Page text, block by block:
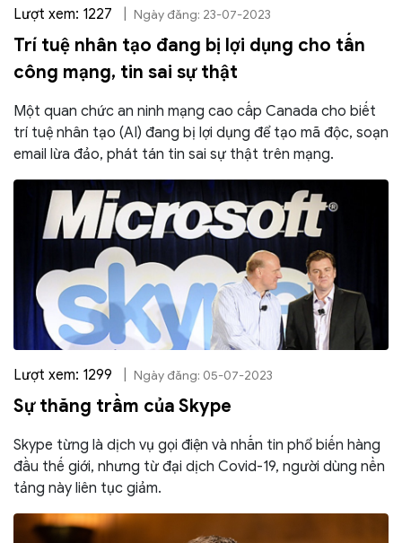
Lượt xem: 1227 Ngày đăng: 23-07-2023
Trí tuệ nhân tạo đang bị lợi dụng cho tấn
công mạng, tin sai sự thật
Một quan chức an ninh mạng cao cấp Canada cho biết
trí tuệ nhân tạo (AI) đang bị lợi dụng để tạo mã độc, soạn
email lừa đảo, phát tán tin sai sự thật trên mạng.
Lượt xem: 1299 Ngày đăng: 05-07-2023
Sự thăng trầm của Skype
Skype từng là dịch vụ gọi điện và nhắn tin phổ biến hàng
đầu thế giới, nhưng từ đại dịch Covid-19, người dùng nền
tảng này liên tục giảm.